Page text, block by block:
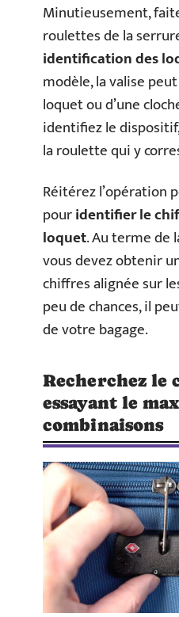
Minutieusement,
roulettes de la
identification des
modèle, la valise
loquet ou d’une
identifiez le
la roulette qui y
Réitérez l’opération
pouridentifier le
loquet. Au terme de
vous devez obtenir
chiffres alignée sur
peu de chances, il
de votre bagage.
Recherchez le
essayant le
combinaisons